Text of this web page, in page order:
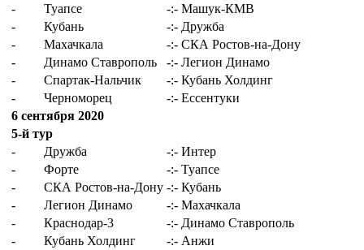
-
Туапсе -:- Машук-КМВ
-
Кубань -:- Дружба
-
Махачкала -:- СКА Ростов-на-Дону
-
Динамо Ставрополь -:- Легион Динамо
-
Спартак-Нальчик -:- Кубань Холдинг
-
Черноморец -:- Ессентуки
6 сентября 2020
5-й тур
-
Дружба -:- Интер
-
Форте -:- Туапсе
-
СКА Ростов-на-Дону -:- Кубань
-
Легион Динамо -:- Махачкала
-
Краснодар-3 -:- Динамо Ставрополь
-
Кубань Холдинг -:- Анжи